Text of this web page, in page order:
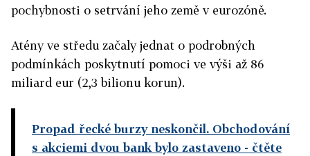
pochybnosti o setrvání jeho země v eurozóně.
Atény ve středu začaly jednat o podrobných
podmínkách poskytnutí pomoci ve výši až 86
miliard eur (2,3 bilionu korun).
Propad řecké burzy neskončil. Obchodování
s akciemi dvou bank bylo zastaveno - čtěte